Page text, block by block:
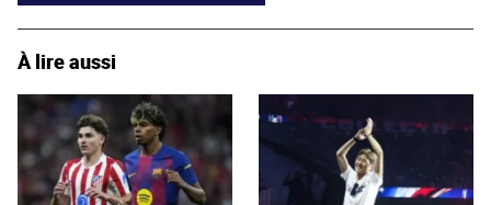
À lire aussi